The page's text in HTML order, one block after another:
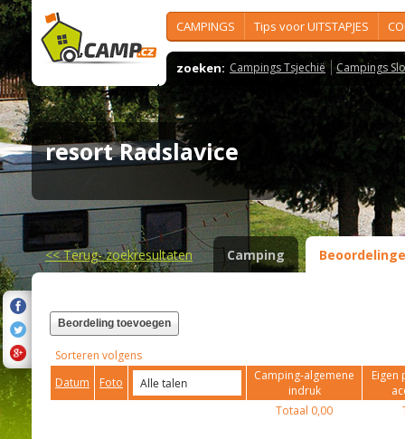
CAMPINGS Tips voor UITSTAPJES
zoeken: Campings Tsjechië Campings
resort Radslavice
<<Terug- zoekresultaten Camping
Beordeling toevoegen
Sorteren volgens
Datum
Foto
Camping-algemene
indruk
Eigen
Totaal 0,00